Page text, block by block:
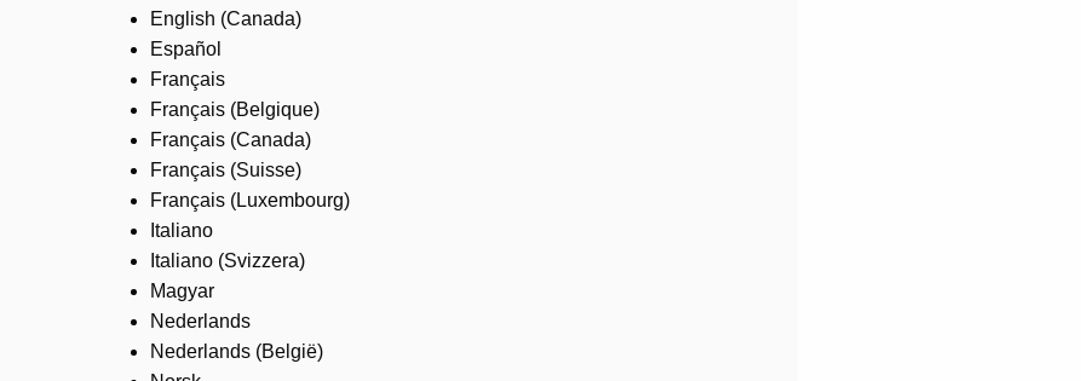
English (Canada)
Español
Français
Français (Belgique)
Français (Canada)
Français (Suisse)
Français (Luxembourg)
Italiano
Italiano (Svizzera)
Magyar
Nederlands
Nederlands (België)